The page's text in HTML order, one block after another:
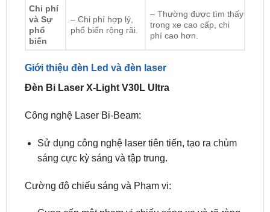
biến
Giới thiệu đèn Led và đèn laser
Công nghệ Laser Bi-Beam:
Sử dụng công nghệ laser tiên tiến, tạo ra chùm
Cường độ chiếu sáng và Phạm vi:
Cung cấp một phạm vi chiếu sáng xa và rõ ràng,